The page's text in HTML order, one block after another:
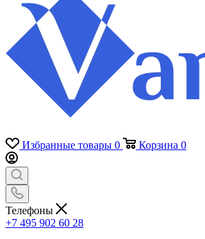
Избранные товары 0 Корзина 0
Телефоны
+7 495 902 60 28